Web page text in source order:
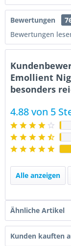
Bewertungen
Bewertungen
Emollient
besonders
4.88 von 5
Alle anzeigen
Ähnliche Artikel
Kunden kauften